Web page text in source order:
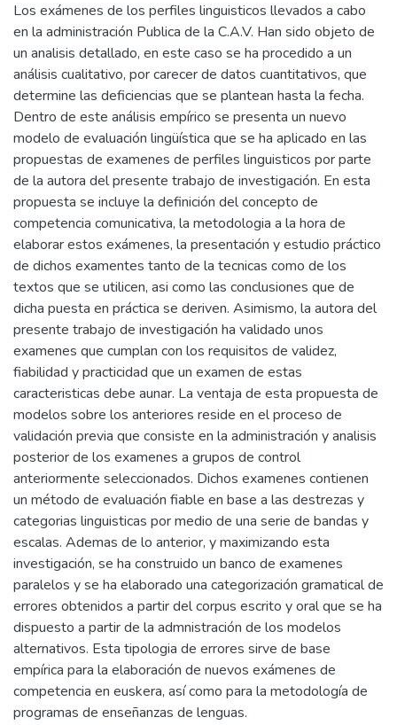
Los exámenes de los perfiles linguisticos llevados a cabo
en la administración Publica de la C.A.V. Han sido objeto de
un analisis detallado, en este caso se ha procedido a un
análisis cualitativo, por carecer de datos cuantitativos, que
determine las deficiencias que se plantean hasta la fecha.
Dentro de este análisis empírico se presenta un nuevo
modelo de evaluación lingüística que se ha aplicado en las
propuestas de examenes de perfiles linguisticos por parte
de la autora del presente trabajo de investigación. En esta
propuesta se incluye la definición del concepto de
competencia comunicativa, la metodologia a la hora de
elaborar estos exámenes, la presentación y estudio práctico
de dichos examentes tanto de la tecnicas como de los
textos que se utilicen, asi como las conclusiones que de
dicha puesta en práctica se deriven. Asimismo, la autora del
presente trabajo de investigación ha validado unos
examenes que cumplan con los requisitos de validez,
fiabilidad y practicidad que un examen de estas
caracteristicas debe aunar. La ventaja de esta propuesta de
modelos sobre los anteriores reside en el proceso de
validación previa que consiste en la administración y analisis
posterior de los examenes a grupos de control
anteriormente seleccionados. Dichos examenes contienen
un método de evaluación fiable en base a las destrezas y
categorias linguisticas por medio de una serie de bandas y
escalas. Ademas de lo anterior, y maximizando esta
investigación, se ha construido un banco de examenes
paralelos y se ha elaborado una categorización gramatical de
errores obtenidos a partir del corpus escrito y oral que se ha
dispuesto a partir de la admnistración de los modelos
alternativos. Esta tipologia de errores sirve de base
empírica para la elaboración de nuevos exámenes de
competencia en euskera, así como para la metodología de
programas de enseñanzas de lenguas.